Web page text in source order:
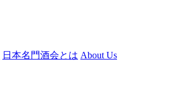
日本名門酒会とは About Us